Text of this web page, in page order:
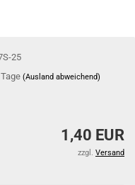
25
Tage(Ausland abweichend)
1,40 EUR
zzgl. Versand